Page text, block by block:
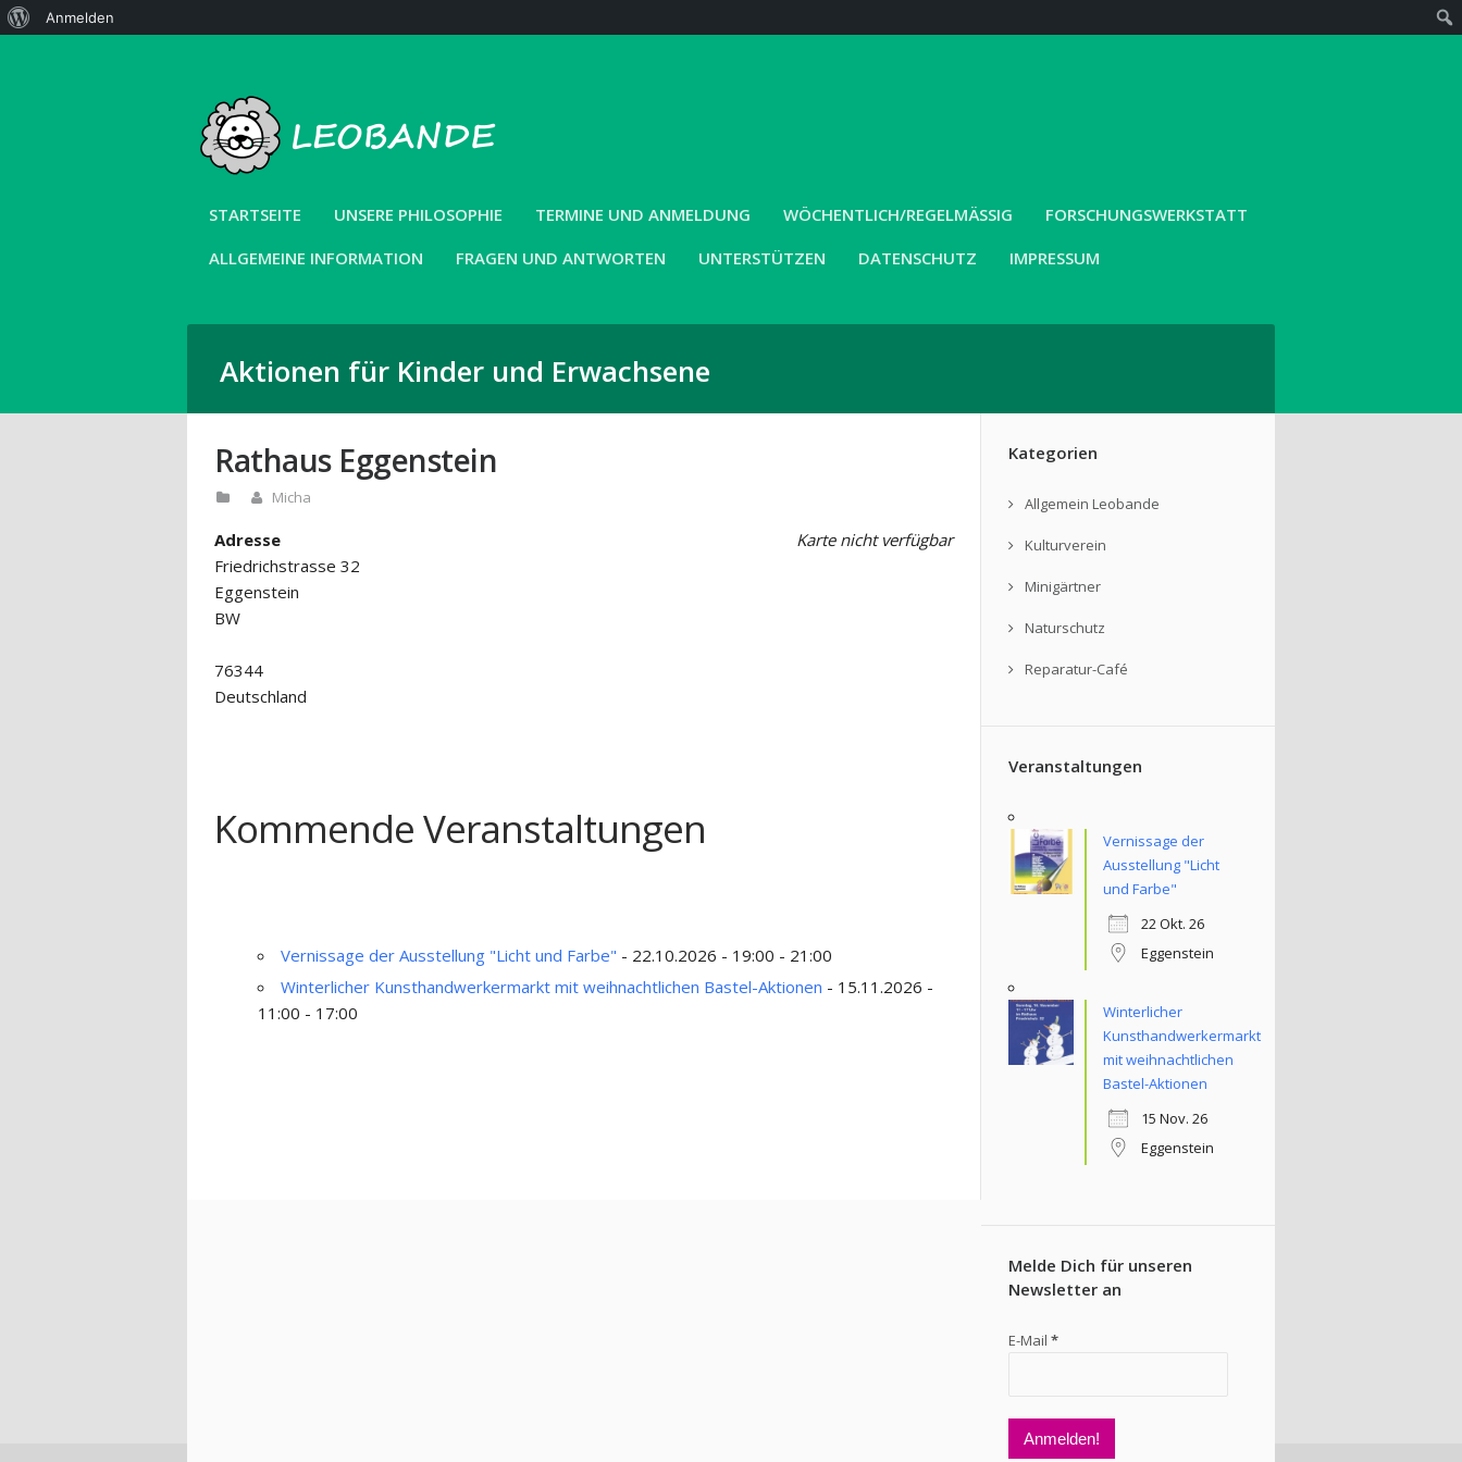
STARTSEITE UNSERE PHILOSOPHIE TERMINE UND ANMELDUNG WÖCHENTLICH/REGELMÄSSIG
FORSCHUNGSWERKSTATT
ALLGEMEINE INFORMATION
FRAGEN UND ANTWORTEN UNTERSTÜTZEN DATENSCHUTZ IMPRESSUM
Aktionen für Kinder und Erwachsene
Rathaus Eggenstein
Micha
Karte nicht verfügbar
Adresse
Friedrichstrasse 32
Eggenstein
BW
76344
Deutschland
Kommende Veranstaltungen
Vernissage der Ausstellung "Licht und Farbe" - 22.10.2026 - 19:00 - 21:00
Winterlicher Kunsthandwerkermarkt mit weihnachtlichen Bastel-Aktionen - 15.11.2026 -
11:00 - 17:00
Kategorien
Allgemein Leobande
Kulturverein
Minigärtner
Naturschutz
Reparatur-Café
Veranstaltungen
Vernissage der
Ausstellung "Licht
und Farbe"
22 Okt. 26
Eggenstein
Winterlicher
Kunsthandwerkermarkt
mit weihnachtlichen
Bastel-Aktionen
15 Nov. 26
Eggenstein
Melde Dich für unseren
Newsletter an
E-Mail *
Über
Anmelden